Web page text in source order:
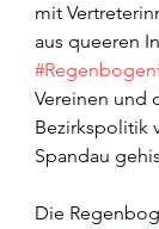
mit
aus queeren
Vereinen und
Bezirkspolitik
Spandau
Die